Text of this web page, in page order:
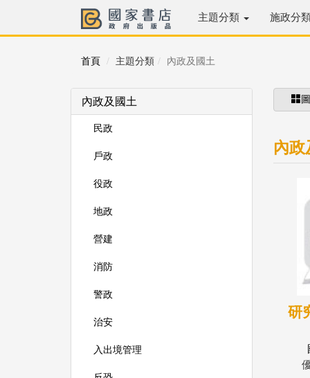
主題分類 施政分
首頁 主題分類 內政及國土
內政及國土
民政
戶政
役政
地政
營建
消防
警政
治安
入出境管理
內政
研